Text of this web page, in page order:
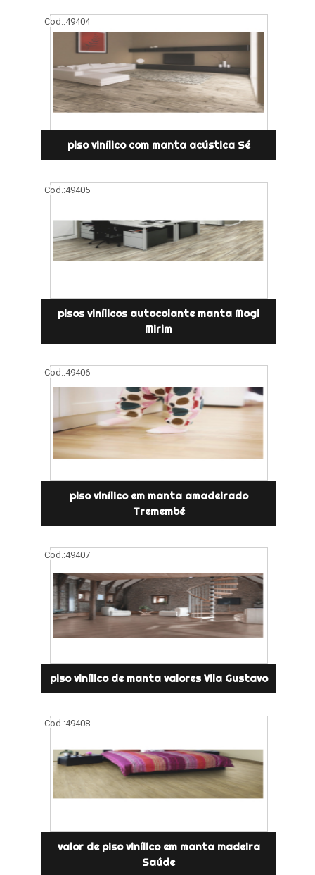
Cod.:49404
piso vinílico com manta acústica Sé
Cod.:49405
pisos vinílicos autocolante manta Mogi
Mirim
Cod.:49406
piso vinílico em manta amadeirado
Tremembé
Cod.:49407
piso vinílico de manta valores Vila Gustavo
Cod.:49408
valor de piso vinílico em manta madeira
Saúde